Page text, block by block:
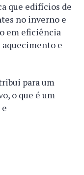
que edifícios de
no inverno e
em eficiência
e
para um
o que é um